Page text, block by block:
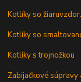
Kotlíky so
Kotlíky so
Kotlíky s trojnožkou
Zabijačkové súpravy